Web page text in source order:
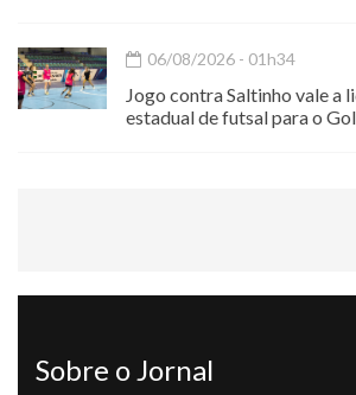
06/08/2026 - 01h34
Jogo contra Saltinho vale a
estadual de futsal para o
Sobre o Jornal